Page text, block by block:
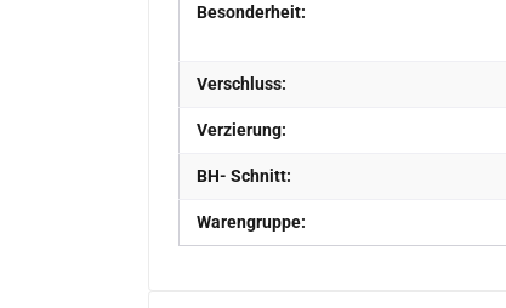
Besonderheit:
Verschluss:
Verzierung:
BH- Schnitt:
Warengruppe: